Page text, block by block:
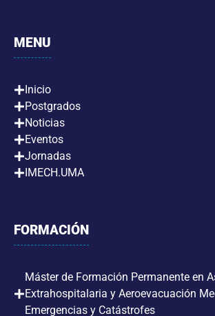
MENU
Inicio
Postgrados
Noticias
Eventos
Jornadas
IMECH.UMA
FORMACIÓN
Máster de Formación Permanente en
Extrahospitalaria y Aeroevacuación
Emergencias y Catástrofes